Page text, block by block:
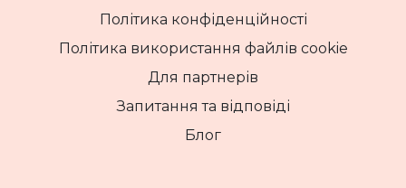
Політика конфіденційності
Політика використання файлів cookie
Для партнерів
Запитання та відповіді
Блог